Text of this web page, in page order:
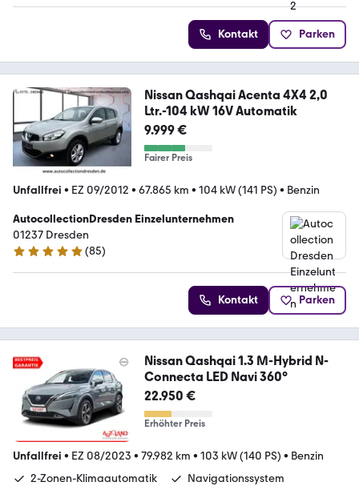
Kontakt Parken
Nissan Qashqai Acenta 4X4 2,0
Ltr.-104 kW 16V Automatik
9.999 €
Fairer Preis
Unfallfrei • EZ 09/2012 • 67.865 km • 104 kW (141 PS) • Benzin
AutocollectionDresden Einzelunternehmen
01237 Dresden
4.9 Sterne
(85)
Kontakt Parken
Nissan Qashqai 1.3 M-Hybrid N-
Connecta LED Navi 360°
22.950 €
Erhöhter Preis
Unfallfrei • EZ 08/2023 • 79.982 km • 103 kW (140 PS) • Benzin
2-Zonen-Klimaautomatik
Navigationssystem